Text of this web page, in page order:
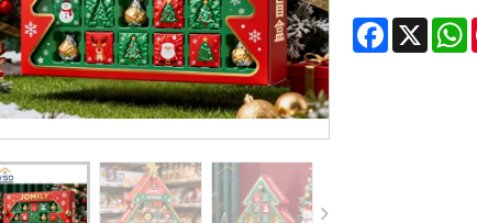
Facebook X
WhatsApp